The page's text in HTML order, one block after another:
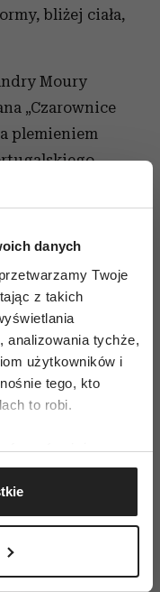
danych
przetwarzamy Twoje
z takich
analizowania tychże,
użytkowników i
tego, kto
to robi.
również:
lokalizacji
do kilku metrów
aktywnie
palca)
bliżej ciała,
Moury
„Czarownice
plemieniem